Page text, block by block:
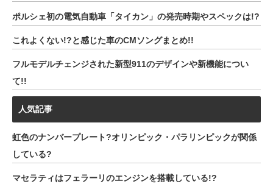
ポルシェ初の電気自動車「タイカン」の発売時期やスペックは!?
これよくない!?と感じた車のCMソングまとめ!!
フルモデルチェンジされた新型911のデザインや新機能につい
て!!
人気記事
虹色のナンバープレート?オリンピック・パラリンピックが関係
している?
マセラティはフェラーリのエンジンを搭載している!?